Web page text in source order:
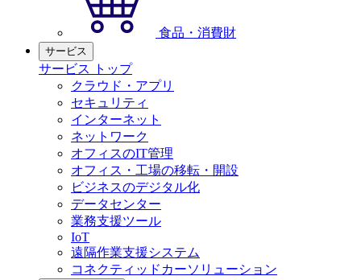
食品・消費財
サービス
サービス トップ
クラウド・アプリ
セキュリティ
インターネット
ネットワーク
オフィスのIT管理
オフィス・工場の移転・開設
ビジネスのデジタル化
データセンター
業務支援ツール
IoT
遠隔作業支援システム
コネクティッドカーソリューション